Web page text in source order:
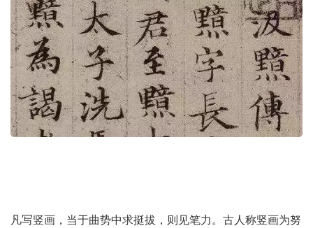
凡写竖画，当于曲势中求挺拔，则见笔力。古人称竖画为努